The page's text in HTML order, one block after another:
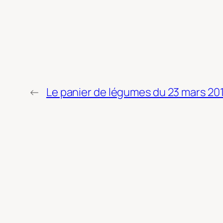
← Le panier de légumes du 23 mars